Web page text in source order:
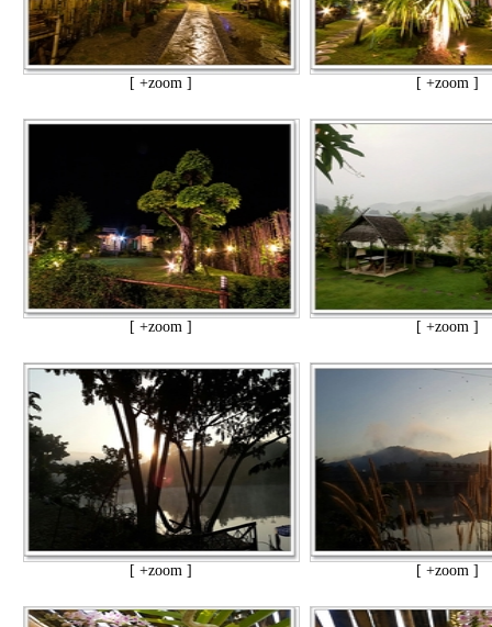
[ +zoom ] [ +zoom ]
[ +zoom ] [ +zoom ]
[ +zoom ] [ +zoom ]